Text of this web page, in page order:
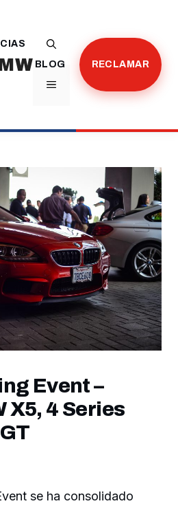
MENÚ
BLOG
RECLAMAR
Event –
X5, 4 Series
se ha consolidado